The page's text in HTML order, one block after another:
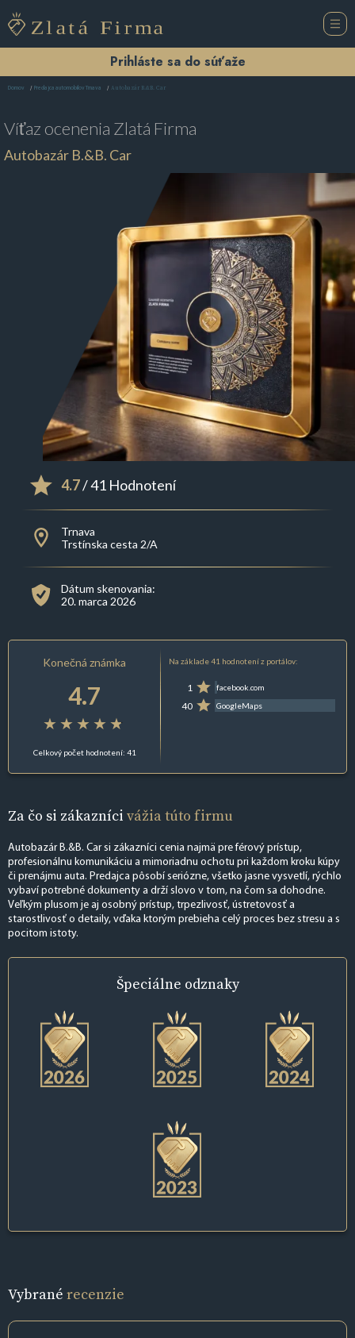
Prihláste sa do súťaže
Domov Predajca automobilov Trnava Autobazár B.&B. Car
Víťaz ocenenia Zlatá Firma
Autobazár B.&B. Car
4.7/ 41 Hodnotení
Trnava
Trstínska cesta 2/A
Dátum skenovania:
20. marca 2026
Konečná známka
4.7
Celkový počet hodnotení: 41
Na základe 41 hodnotení z portálov:
1 facebook.com
40 GoogleMaps
Za čo si zákazníci vážia túto firmu
Autobazár B.&B. Car si zákazníci cenia najmä pre férový prístup,
profesionálnu komunikáciu a mimoriadnu ochotu pri každom kroku kúpy
či prenájmu auta. Predajca pôsobí seriózne, všetko jasne vysvetlí, rýchlo
vybaví potrebné dokumenty a drží slovo v tom, na čom sa dohodne.
Veľkým plusom je aj osobný prístup, trpezlivosť, ústretovosť a
starostlivosť o detaily, vďaka ktorým prebieha celý proces bez stresu a s
pocitom istoty.
Špeciálne odznaky
Vybrané recenzie